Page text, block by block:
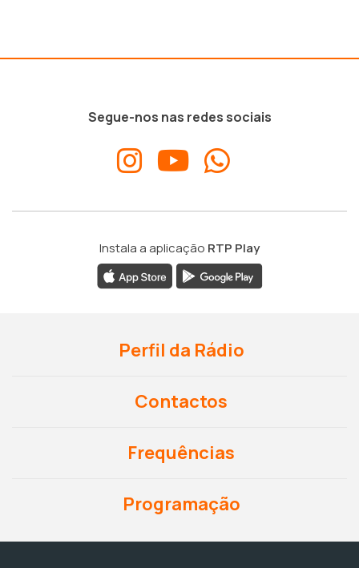
Segue-nos nas redes sociais
Instala a aplicação RTP Play
Perfil da Rádio
Contactos
Frequências
Programação